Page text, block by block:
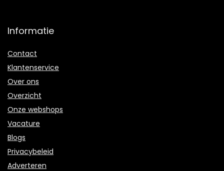
Informatie
Contact
Klantenservice
Over ons
Overzicht
Onze webshops
Vacature
Blogs
Privacybeleid
Adverteren